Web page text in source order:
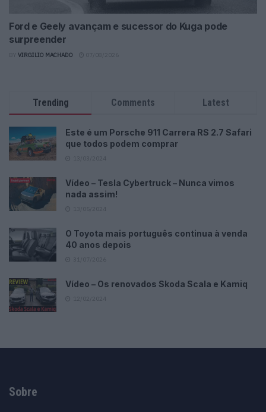
Ford e Geely avançam e sucessor do Kuga pode
surpreender
VIRGILIO MACHADO
Trending Comments Latest
Este é um Porsche 911 Carrera RS 2.7 Safari
que todos podem comprar
Vídeo – Tesla Cybertruck – Nunca vimos
nada assim!
O Toyota mais português continua à venda
40 anos depois
Vídeo – Os renovados Skoda Scala e Kamiq
Sobre